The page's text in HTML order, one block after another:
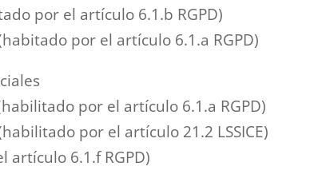
por el artículo 6.1.b RGPD)
por el artículo 6.1.a RGPD)
por el artículo 6.1.a RGPD)
por el artículo 21.2 LSSICE)
6.1.f RGPD)